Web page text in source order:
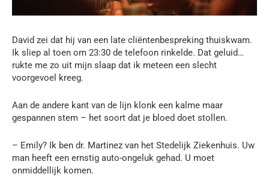
David zei dat hij van een late cliëntenbespreking thuiskwam.
Ik sliep al toen om 23:30 de telefoon rinkelde. Dat geluid…
rukte me zo uit mijn slaap dat ik meteen een slecht
voorgevoel kreeg.
Aan de andere kant van de lijn klonk een kalme maar
gespannen stem – het soort dat je bloed doet stollen.
– Emily? Ik ben dr. Martinez van het Stedelijk Ziekenhuis. Uw
man heeft een ernstig auto-ongeluk gehad. U moet
onmiddellijk komen.